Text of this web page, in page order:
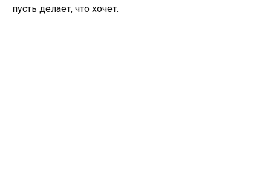
пусть делает, что хочет.